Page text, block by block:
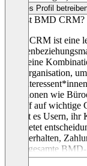
Dieses Profil
Was ist BMD CRM?
BMD CRM ist eine
bietet eine
Büroorganisation,
und
Funktionen wie
Zugriff auf wichtige
erlaubt es Usern,
und bietet
Kaufverhalten,
in die gesamte
hohe Transparenz